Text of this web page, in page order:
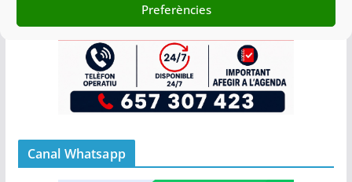
Preferències
Canal Whatsapp